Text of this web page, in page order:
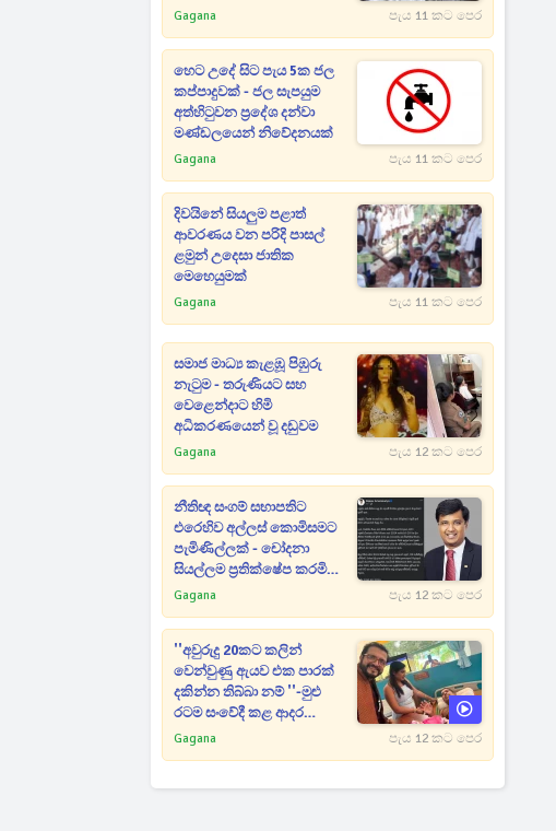
Gagana පැය 11 කට පෙර
හෙට උදේ සිට පැය 5ක ජල
කප්පාදුවක් - ජල සැපයුම
අත්හිටුවන ප්‍රදේශ දන්වා
මණ්ඩලයෙන් නිවේදනයක්
Gagana පැය 11 කට පෙර
දිවයිනේ සියලුම පළාත්
ආවරණය වන පරිදි පාසල්
ළමුන් උදෙසා ජාතික
මෙහෙයුමක්
Gagana පැය 11 කට පෙර
සමාජ මාධ්‍ය කැළඹූ පිඹුරු
නැටුම - තරුණියට සහ
වෙළෙන්දාට හිමි
අධිකරණයෙන් වූ දඩුවම
Gagana පැය 12 කට පෙර
නීතිඥ සංගම් සභාපතිට
එරෙහිව අල්ලස් කොමිසමට
පැමිණිල්ලක් - චෝදනා
සියල්ලම ප්‍රතික්ෂේප කරමින්
රජීව්ගෙන් බුකියට සටහනක්
Gagana පැය 12 කට පෙර
''අවුරුදු 20කට කලින්
වෙන්වුණු ඇයව එක පාරක්
දකින්න තිබ්බා නම් ''-මුළු
රටම සංවේදී කළ ආදර
අමරණීය මතකය
Gagana පැය 12 කට පෙර